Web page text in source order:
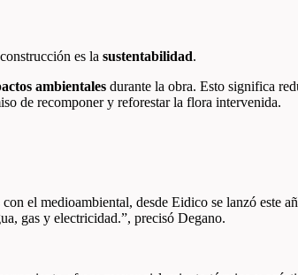
es la sustentabilidad.
ambientales durante la obra. Esto significa
de recomponer y reforestar la flora intervenida.
el medioambiental, desde Eidico se lanzó este
gas y electricidad.”, precisó Degano.